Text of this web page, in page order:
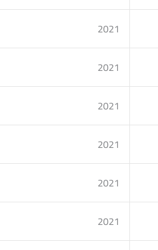
2021
2021
2021
2021
2021
2021